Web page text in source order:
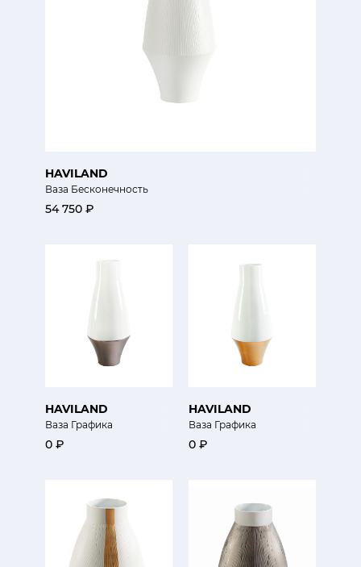
HAVILAND
Ваза Бесконечность
54 750 ₽
HAVILAND
Ваза Графика
0 ₽
HAVILAND
Ваза Графика
0 ₽